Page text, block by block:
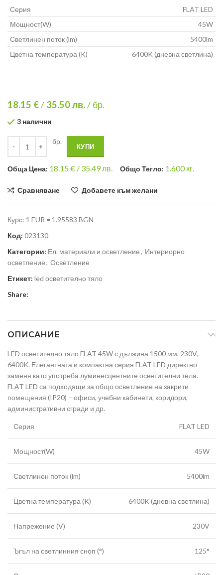
Серия
FLAT LED
Мощност(W)
45W
Светлинен поток (lm)
5400lm
Цветна температура (K)
6400K (дневна светлина)
18.15 €/ 35.50лв./ бр.
3 налични
бр.
КУПИ
Общa Цена: 18.15€ / 35.49 лв. Общо Тегло: 1.600кг.
Сравняване Добавете към желани
Курс: 1 EUR = 1.95583 BGN
Код: 023130
Категории: Ел. материали и осветление, Интериорно
осветление, Осветление
Етикет: led осветително тяло
Share:
ОПИСАНИЕ
LED осветително тяло FLAT 45W с дължина 1500 мм, 230V,
6400K. Елегантната и компактна серия FLAT LED директно
заменя като употреба луминесцентните осветителни тела.
FLAT LED са подходящи за общо осветление на закрити
помещения (IP20) – офиси, учебни кабинети, коридори,
административни сгради и др.
Серия FLAT LED
Мощност(W) 45W
Светлинен поток (lm) 5400lm
Цветна температура (K) 6400K (дневна светлина)
Напрежение (V) 230V
Ъгъл на светлинния сноп (°) 125°